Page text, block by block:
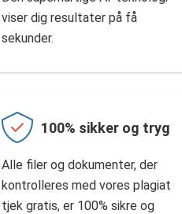
viser dig resultater på få
sekunder.
100% sikker og tryg
Alle filer og dokumenter, der
kontrolleres med vores plagiat
tjek gratis, er 100% sikre og